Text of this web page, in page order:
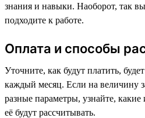
знания и навыки. Наоборот, так
подходите к работе.
Оплата и способы
Уточните, как будут платить,
каждый месяц. Если на величину
разные параметры, узнайте,
её будут рассчитывать.